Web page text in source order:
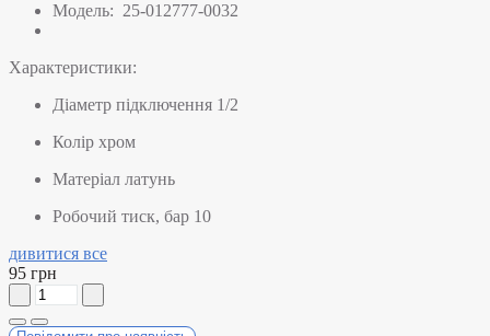
Модель: 25-012777-0032
Характеристики:
Діаметр підключення 1/2
Колір хром
Матеріал латунь
Робочий тиск, бар 10
дивитися все
95 грн